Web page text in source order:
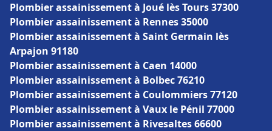
Plombier assainissement à Joué lès Tours 37300
Plombier assainissement à Rennes 35000
Plombier assainissement à Saint Germain lès
Arpajon 91180
Plombier assainissement à Caen 14000
Plombier assainissement à Bolbec 76210
Plombier assainissement à Coulommiers 77120
Plombier assainissement à Vaux le Pénil 77000
Plombier assainissement à Rivesaltes 66600